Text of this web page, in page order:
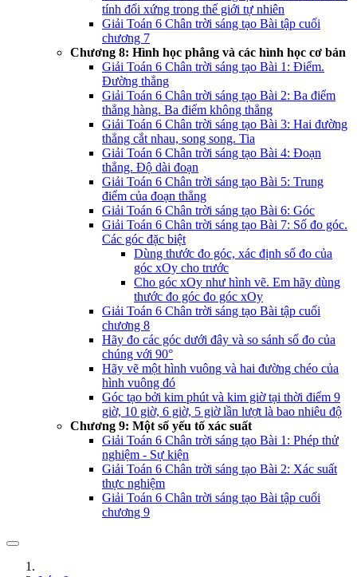
tính đối xứng trong thế giới tự nhiên
Giải Toán 6 Chân trời sáng tạo Bài tập cuối
chương 7
Chương 8: Hình học phẳng và các hình học cơ bản
Giải Toán 6 Chân trời sáng tạo Bài 1: Điểm.
Đường thẳng
Giải Toán 6 Chân trời sáng tạo Bài 2: Ba điểm
thẳng hàng. Ba điểm không thẳng
Giải Toán 6 Chân trời sáng tạo Bài 3: Hai đường
thẳng cắt nhau, song song. Tia
Giải Toán 6 Chân trời sáng tạo Bài 4: Đoạn
thẳng. Độ dài đoạn
Giải Toán 6 Chân trời sáng tạo Bài 5: Trung
điểm của đoạn thẳng
Giải Toán 6 Chân trời sáng tạo Bài 6: Góc
Giải Toán 6 Chân trời sáng tạo Bài 7: Số đo góc.
Các góc đặc biệt
Dùng thước đo góc, xác định số đo của
góc xOy cho trước
Cho góc xOy như hình vẽ. Em hãy dùng
thước đo góc đo góc xOy
Giải Toán 6 Chân trời sáng tạo Bài tập cuối
chương 8
Hãy đo các góc dưới đây và so sánh số đo của
chúng với 90°
Hãy vẽ một hình vuông và hai đường chéo của
hình vuông đó
Góc tạo bởi kim phút và kim giờ tại thời điểm 9
giờ, 10 giờ, 6 giờ, 5 giờ lần lượt là bao nhiêu độ
Chương 9: Một số yếu tố xác suất
Giải Toán 6 Chân trời sáng tạo Bài 1: Phép thử
nghiệm - Sự kiện
Giải Toán 6 Chân trời sáng tạo Bài 2: Xác suất
thực nghiệm
Giải Toán 6 Chân trời sáng tạo Bài tập cuối
chương 9